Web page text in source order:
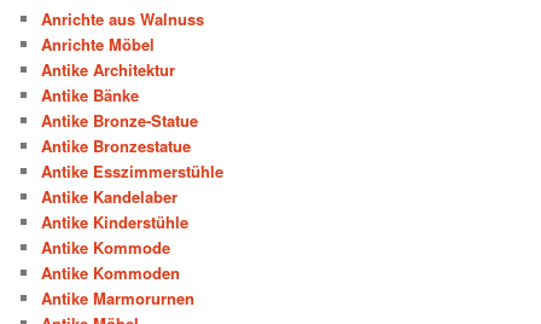
Anrichte aus Walnuss
Anrichte Möbel
Antike Architektur
Antike Bänke
Antike Bronze-Statue
Antike Bronzestatue
Antike Esszimmerstühle
Antike Kandelaber
Antike Kinderstühle
Antike Kommode
Antike Kommoden
Antike Marmorurnen